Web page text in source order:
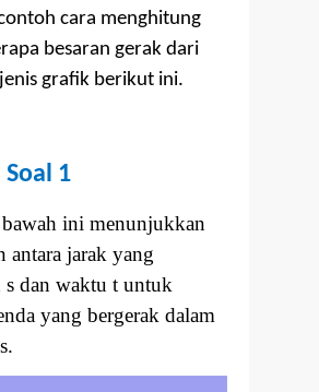
cara menghitung
besaran gerak dari
grafik berikut ini.
1
ini menunjukkan
antara jarak yang
s dan waktu t untuk
yang bergerak dalam